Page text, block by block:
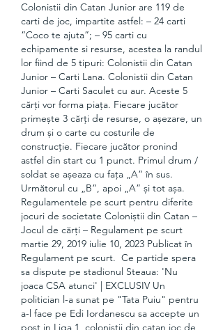
Colonistii din Catan Junior are 119 de
carti de joc, impartite astfel: – 24 carti
“Coco te ajuta”; – 95 carti cu
echipamente si resurse, acestea la randul
lor fiind de 5 tipuri: Colonistii din Catan
Junior – Carti Lana. Colonistii din Catan
Junior – Carti Saculet cu aur. Aceste 5
cărți vor forma piața. Fiecare jucător
primește 3 cărți de resurse, o așezare, un
drum și o carte cu costurile de
construcție. Fiecare jucător pronind
astfel din start cu 1 punct. Primul drum /
soldat se așeaza cu fața „A” în sus.
Următorul cu „B”, apoi „A” și tot așa.
Regulamentele pe scurt pentru diferite
jocuri de societate Coloniștii din Catan –
Jocul de cărți – Regulament pe scurt
martie 29, 2019 iulie 10, 2023 Publicat în
Regulament pe scurt.  Ce partide spera
sa dispute pe stadionul Steaua: 'Nu
joaca CSA atunci' | EXCLUSIV Un
politician l-a sunat pe "Tata Puiu" pentru
a-l face pe Edi Iordanescu sa accepte un
post in Liga 1, colonistii din catan joc de